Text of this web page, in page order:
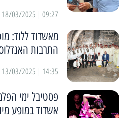
09:27 | 18/03/2025
מאשדוד ללוד:
התרבות
14:35 | 13/03/2025
פסטיבל ימי
אשדוד במופע